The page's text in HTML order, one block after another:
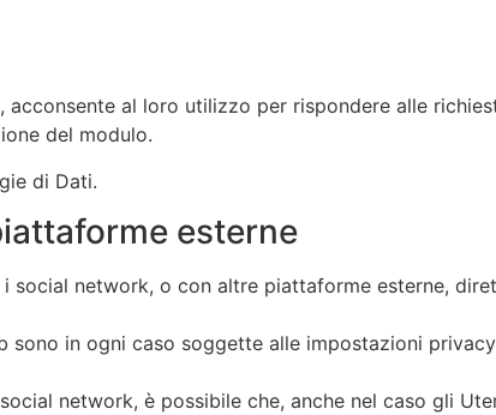
al loro utilizzo per rispondere alle
del modulo.
di Dati.
esterne
network, o con altre piattaforme esterne,
in ogni caso soggette alle impostazioni
network, è possibile che, anche nel caso gli